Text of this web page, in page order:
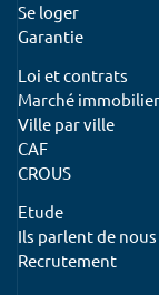
Se loger
Garantie
Loi et contrats
Marché immobilier
Ville par ville
CAF
CROUS
Etude
Ils parlent de nous
Recrutement